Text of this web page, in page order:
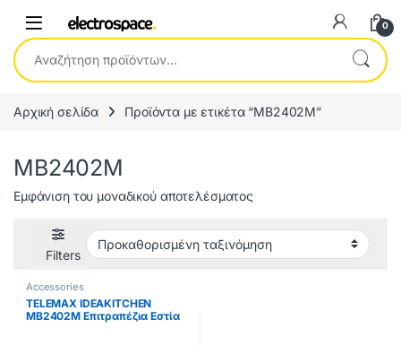
0
Αναζήτηση για:
Αρχική σελίδα Προϊόντα με ετικέτα “MB2402M”
MB2402M
Εμφάνιση του μοναδικού αποτελέσματος
Filters
Accessories
TELEMAX IDEAKITCHEN
MB2402M Επιτραπέζια Εστία